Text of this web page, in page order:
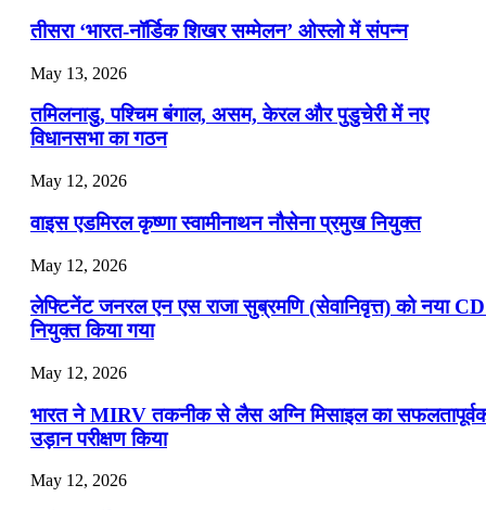
📝 डेली करेंट अफेयर्स: 16-18 जुलाई 2026
July 16, 2026
📝 डेली करेंट अफेयर्स: 13-15 जुलाई 2026
तीसरा ‘भारत-नॉर्डिक शिखर सम्मेलन’ ओस्लो में संपन्न
May 13, 2026
तमिलनाडु, पश्चिम बंगाल, असम, केरल और पुडुचेरी में नए
विधानसभा का गठन
May 12, 2026
वाइस एडमिरल कृष्णा स्वामीनाथन नौसेना प्रमुख नियुक्त
May 12, 2026
लेफ्टिनेंट जनरल एन एस राजा सुब्रमणि (सेवानिवृत्त) को नया
नियुक्त किया गया
May 12, 2026
भारत ने MIRV तकनीक से लैस अग्नि मिसाइल का
उड़ान परीक्षण किया
May 12, 2026